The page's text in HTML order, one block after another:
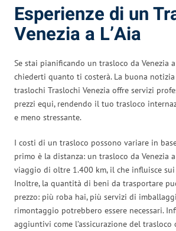
Esperienze di un
Venezia a L’Aia
Se stai pianificando un trasloco da Venezia a
chiederti quanto ti costerà. La buona notizia
traslochi Traslochi Venezia offre servizi
prezzi equi, rendendo il tuo trasloco
e meno stressante.
I costi di un trasloco possono variare in
primo è la distanza: un trasloco da Venezia a
viaggio di oltre 1.400 km, il che influisce
Inoltre, la quantità di beni da trasportare
prezzo: più roba hai, più servizi di
rimontaggio potrebbero essere necessari.
aggiuntivi come l’assicurazione del